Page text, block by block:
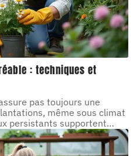
: techniques et
pas toujours une
même sous climat
persistants supportent…